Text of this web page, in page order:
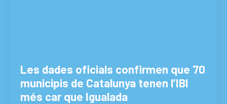
Les dades oficials confirmen que 70
municipis de Catalunya tenen l’IBI
més car que Igualada